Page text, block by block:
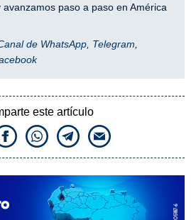
paso a paso en América
de WhatsApp Telegram
este artículo